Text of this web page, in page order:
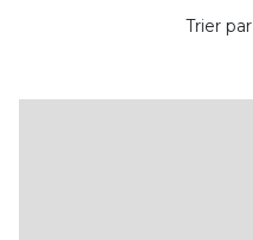
Trier par